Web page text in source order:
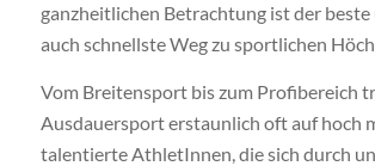
ganzheitlichen Betrachtung ist der
auch schnellste Weg zu sportlichen
Vom Breitensport bis zum Profibereich
Ausdauersport erstaunlich oft auf hoch
talentierte AthletInnen, die sich durch